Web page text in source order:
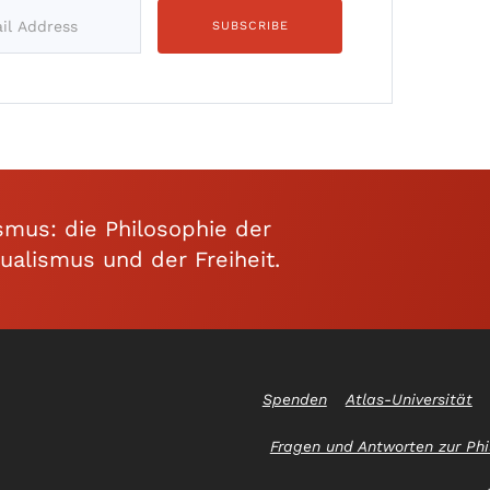
die Philosophie der
und der Freiheit.
Spenden Atlas-Universität
Fragen und Antworten zur